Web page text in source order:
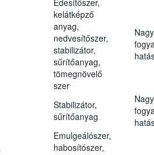
kelátképző
anyag,
nedvesítőszer,
stabilizátor,
sűrítőanyag,
tömegnövelő
szer
Stabilizátor,
sűrítőanyag
Emulgeálószer,
habosítószer,